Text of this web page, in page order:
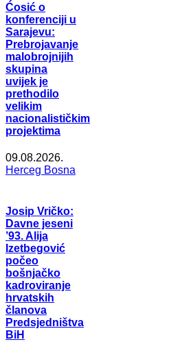
Ćosić o
konferenciji u
Sarajevu:
Prebrojavanje
malobrojnijih
skupina
uvijek je
prethodilo
velikim
nacionalističkim
projektima
09.08.2026.
Herceg Bosna
Josip Vričko:
Davne jeseni
’93. Alija
Izetbegović
počeo
bošnjačko
kadroviranje
hrvatskih
članova
Predsjedništva
BiH